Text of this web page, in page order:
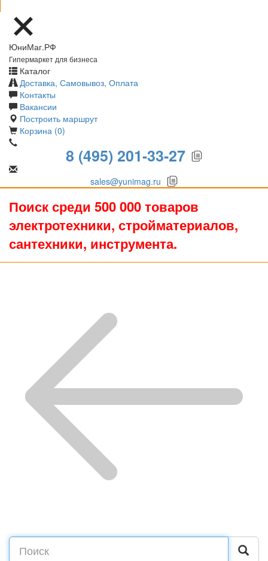
ЮниМаг.РФ
Гипермаркет для бизнеса
Каталог
Доставка, Самовывоз, Оплата
Контакты
Вакансии
Построить маршрут
Корзина (0)
8 (495) 201-33-27
sales@yunimag.ru
Поиск среди 500 000 товаров
электротехники, стройматериалов,
сантехники, инструмента.